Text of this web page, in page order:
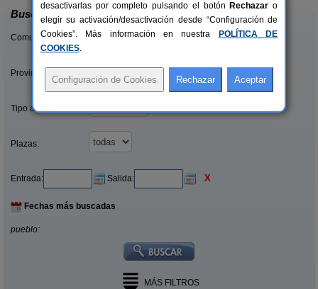
Buscar
Comunidades:
Provincias/Islas:
Tipo alquiler:
Plazas:
Entrada: Salida: X
Fechas más buscadas
pueblo:
MÁS FILTROS
desactivarlas por completo pulsando el botón Rechazar o
elegir su activación/desactivación desde “Configuración de
Cookies”. Más información en nuestra
POLÍTICA DE
COOKIES.